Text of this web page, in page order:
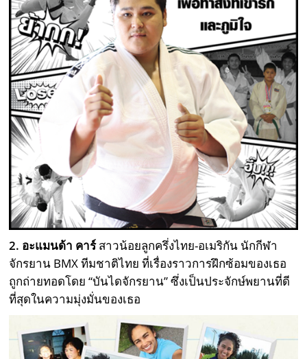
2. อะแมนด้า คาร์สาวน้อยลูกครึ่งไทย-อเมริกัน นักกีฬา
จักรยาน BMX ทีมชาติไทย ที่เรื่องราวการฝึกซ้อมของเธอ
ถูกถ่ายทอดโดย “บันไดจักรยาน” ซึ่งเป็นประจักษ์พยานที่ดี
ที่สุดในความมุ่งมั่นของเธอ